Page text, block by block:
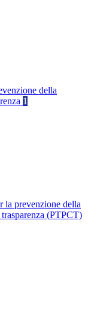
della
1
la prevenzione della
(PTPCT)